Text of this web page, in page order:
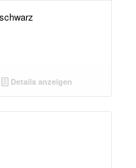
Details anzeigen